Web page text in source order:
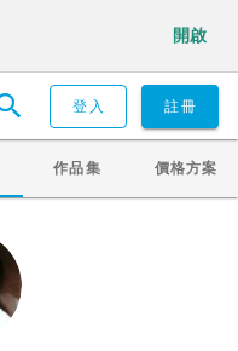
開啟
登入 註冊
作品集 價格方案